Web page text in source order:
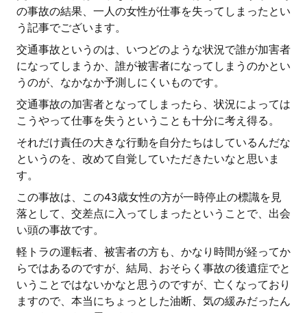
の事故の結果、一人の女性が仕事を失ってしまったとい
う記事でございます。
交通事故というのは、いつどのような状況で誰が加害者
になってしまうか、誰が被害者になってしまうのかとい
うのが、なかなか予測しにくいものです。
交通事故の加害者となってしまったら、状況によっては
こうやって仕事を失うということも十分に考え得る。
それだけ責任の大きな行動を自分たちはしているんだな
というのを、改めて自覚していただきたいなと思いま
す。
この事故は、この43歳女性の方が一時停止の標識を見
落として、交差点に入ってしまったということで、出会
い頭の事故です。
軽トラの運転者、被害者の方も、かなり時間が経ってか
らではあるのですが、結局、おそらく事故の後遺症でと
いうことではないかなと思うのですが、亡くなっており
ますので、本当にちょっとした油断、気の緩みだったん